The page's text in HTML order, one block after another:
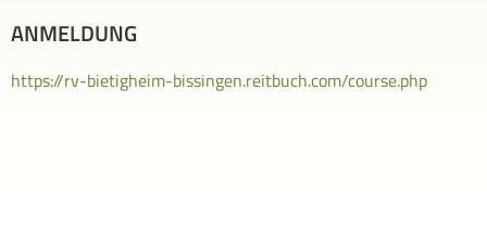
ANMELDUNG
https://rv-bietigheim-bissingen.reitbuch.com/course.php